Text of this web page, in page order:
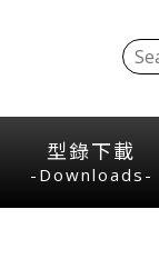
型錄下載
-Downloads-